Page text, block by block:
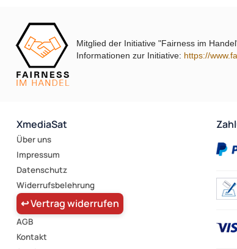
Mitglied der Initiative "Fairness im
Informationen zur Initiative: https://
XmediaSat
Über uns
Impressum
Datenschutz
Widerrufsbelehrung
↩ Vertrag widerrufen
AGB
Kontakt